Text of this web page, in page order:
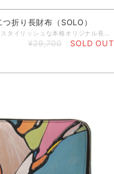
つ折り長財布（SOLO）
¥29,700 SOLD OUT